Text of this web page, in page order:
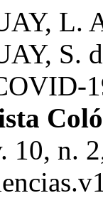
L.
S.
10, n.